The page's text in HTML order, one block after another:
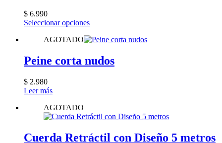
$ 6.990
Seleccionar opcionesEste
tiene
variantes.
Las
en
la
de
AGOTADO
Peine corta nudos
$ 2.980
Leer más
AGOTADO
Cuerda Retráctil con Diseño 5 metros